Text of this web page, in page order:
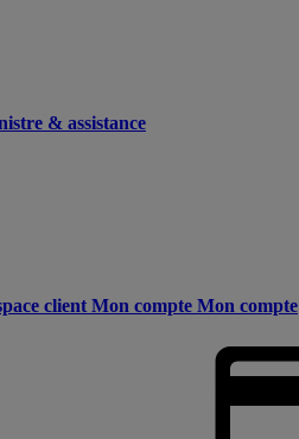
& assistance
client Mon compte Mon compte